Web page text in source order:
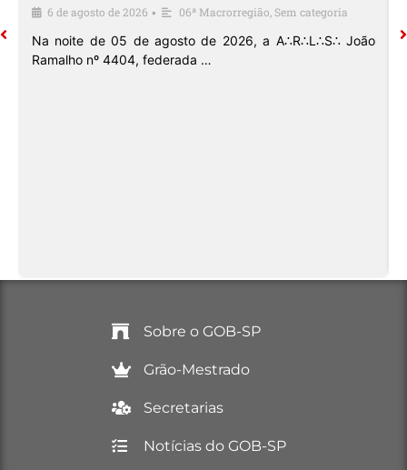
6 de agosto de 2026 • 06ª Macrorregião Sem categoria
Na noite de 05 de agosto de 2026, a A∴R∴L∴S∴ João
Ramalho nº 4404, federada …
Sobre o GOB-SP
Grão-Mestrado
Secretarias
Notícias do GOB-SP